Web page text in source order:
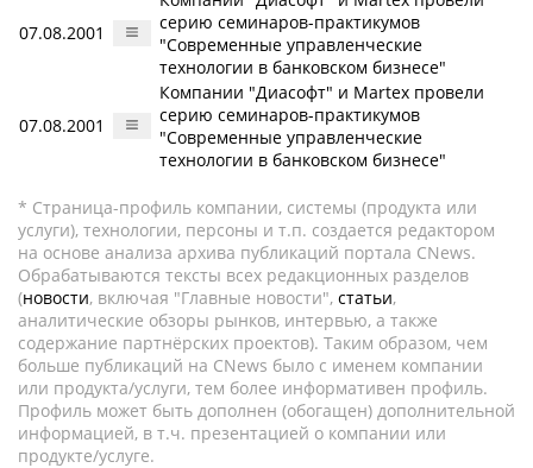
07.08.2001
серию семинаров-практикумов
"Современные управленческие
технологии в банковском бизнесе"
07.08.2001
Компании "Диасофт" и Martex провели
серию семинаров-практикумов
"Современные управленческие
технологии в банковском бизнесе"
* Страница-профиль компании, системы (продукта или
услуги), технологии, персоны и т.п. создается редактором
на основе анализа архива публикаций портала CNews.
Обрабатываются тексты всех редакционных разделов
(новости, включая "Главные новости", статьи,
аналитические обзоры рынков, интервью, а также
содержание партнёрских проектов). Таким образом, чем
больше публикаций на CNews было с именем компании
или продукта/услуги, тем более информативен профиль.
Профиль может быть дополнен (обогащен) дополнительной
информацией, в т.ч. презентацией о компании или
продукте/услуге.